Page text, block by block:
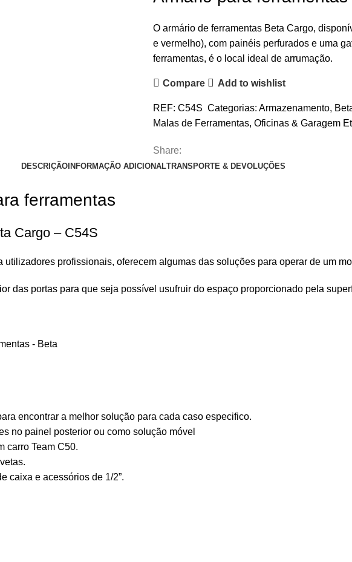
O armário de ferramentas Beta Cargo,
e vermelho), com painéis perfurados e uma
ferramentas, é o local ideal de arrumação.
Compare Add to wishlist
REF: C54S Categorias: Armazenamento,
Malas de Ferramentas, Oficinas & Garagem
Share:
DESCRIÇÃOINFORMAÇÃO ADICIONALTRANSPORTE & DEVOLUÇÕES
ferramentas
Cargo – C54S
profissionais, oferecem algumas das soluções para operar de um
das portas para que seja possível usufruir do espaço proporcionado pela
encontrar a melhor solução para cada caso especifico.
no painel posterior ou como solução móvel
carro Team C50.
caixa e acessórios de 1/2”.